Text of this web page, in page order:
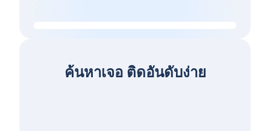
ค้นหาเจอ ติดอันดับง่าย